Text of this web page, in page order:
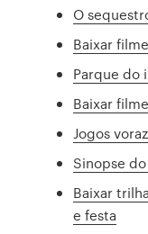
O
Baixar
Parque do
Baixar
Jogos
Sinopse
Baixar
e festa